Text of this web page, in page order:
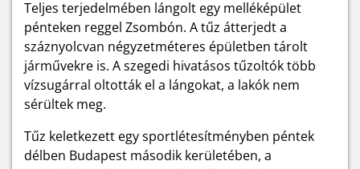
Teljes terjedelmében lángolt egy melléképület
pénteken reggel Zsombón. A tűz átterjedt a
száznyolcvan négyzetméteres épületben tárolt
járművekre is. A szegedi hivatásos tűzoltók több
vízsugárral oltották el a lángokat, a lakók nem
sérültek meg.
Tűz keletkezett egy sportlétesítményben péntek
délben Budapest második kerületében, a